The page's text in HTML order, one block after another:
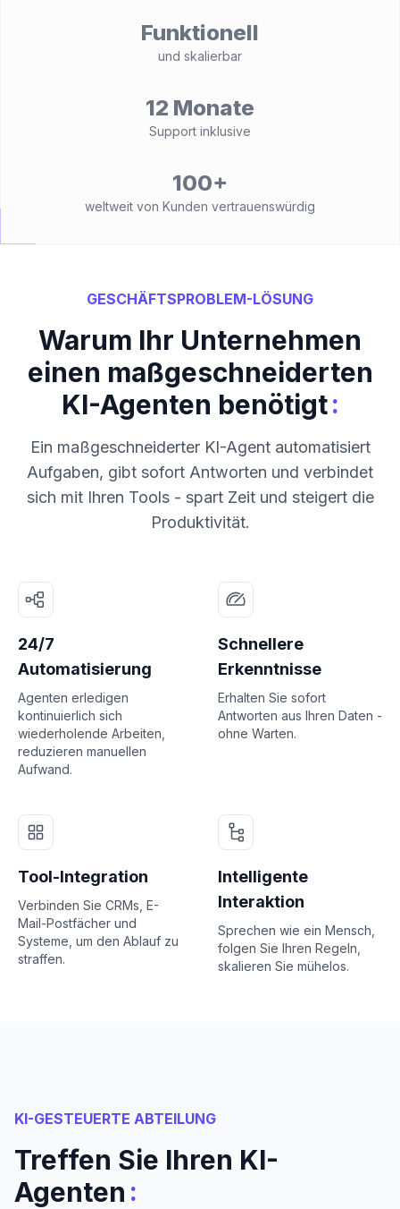
Funktionell
und skalierbar
12 Monate
Support inklusive
100+
weltweit von Kunden vertrauenswürdig
GESCHÄFTSPROBLEM-LÖSUNG
Warum Ihr Unternehmen
einen maßgeschneiderten
KI-Agenten benötigt:
Ein maßgeschneiderter KI-Agent automatisiert
Aufgaben, gibt sofort Antworten und verbindet
sich mit Ihren Tools - spart Zeit und steigert die
Produktivität.
24/7
Automatisierung
Agenten erledigen
kontinuierlich sich
wiederholende Arbeiten,
reduzieren manuellen
Aufwand.
Schnellere
Erkenntnisse
Erhalten Sie sofort
Antworten aus Ihren Daten -
ohne Warten.
Tool-Integration
Verbinden Sie CRMs, E-
Mail-Postfächer und
Systeme, um den Ablauf zu
straffen.
Intelligente
Interaktion
Sprechen wie ein Mensch,
folgen Sie Ihren Regeln,
skalieren Sie mühelos.
KI-GESTEUERTE ABTEILUNG
Treffen Sie Ihren KI-
Agenten :